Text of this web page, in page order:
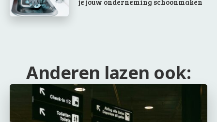
Anderen lazen ook: